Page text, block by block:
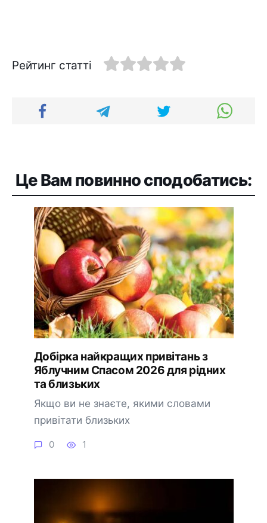
Рейтинг статті
Це Вам повинно сподобатись:
Добірка найкращих привітань з
Яблучним Спасом 2026 для рідних
та близьких
Якщо ви не знаєте, якими словами
привітати близьких
0 1